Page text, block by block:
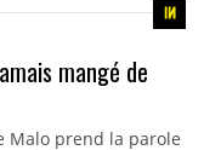
mangé de
Malo prend la parole